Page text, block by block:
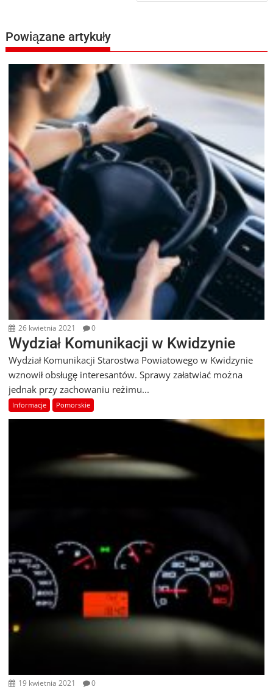
Powiązane artykuły
26 kwietnia 2021 0
Wydział Komunikacji w Kwidzynie
Wydział Komunikacji Starostwa Powiatowego w Kwidzynie
wznowił obsługę interesantów. Sprawy załatwiać można
jednak przy zachowaniu reżimu...
Informacje Pomorskie
19 kwietnia 2021 0